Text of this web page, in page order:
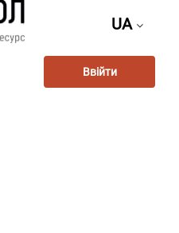
UA
Ввійти